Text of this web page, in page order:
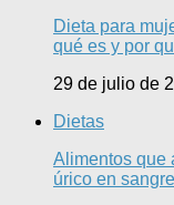
Dieta para
qué es y por
29 de julio de
Dietas
Alimentos que
úrico en